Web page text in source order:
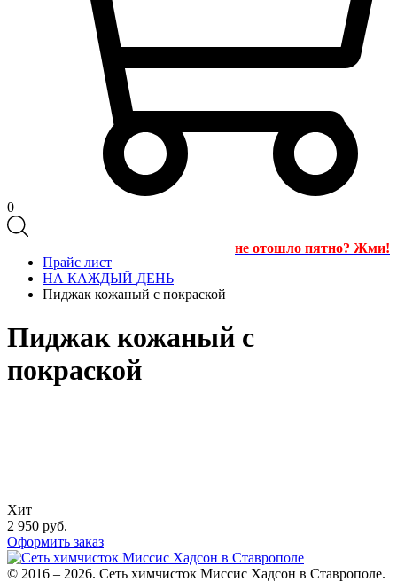
0
не отошло пятно? Жми!
Прайс лист
НА КАЖДЫЙ ДЕНЬ
Пиджак кожаный с покраской
Пиджак кожаный с
покраской
Хит
2 950 руб.
Оформить заказ
© 2016 – 2026. Сеть химчисток Миссис Хадсон в Ставрополе.